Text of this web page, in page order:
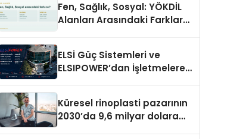
Fen, Sağlık, Sosyal: YÖKDİL
Alanları Arasındaki Farklar
ELSİ Güç Sistemleri ve
ELSIPOWER’dan İşletmelere
Küresel rinoplasti pazarının
2030’da 9,6 milyar dolara